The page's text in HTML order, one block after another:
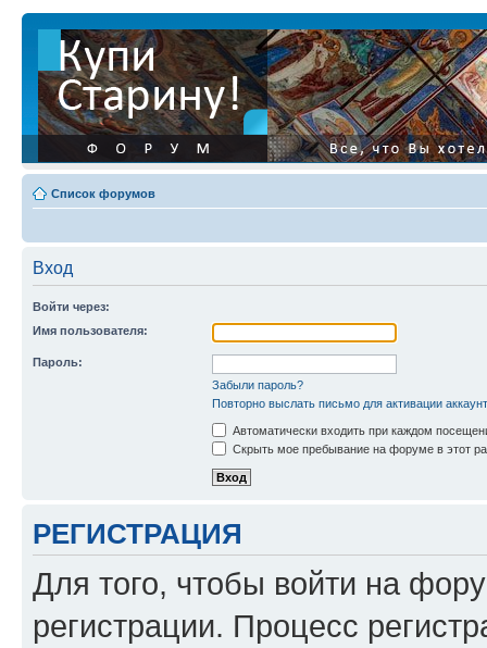
Список форумов
Вход
Войти через:
Имя пользователя:
Пароль:
Забыли пароль?
Повторно выслать письмо для активации
Автоматически входить при каждом
Скрыть мое пребывание на форуме в этот
РЕГИСТРАЦИЯ
Для того, чтобы войти на
регистрации. Процесс